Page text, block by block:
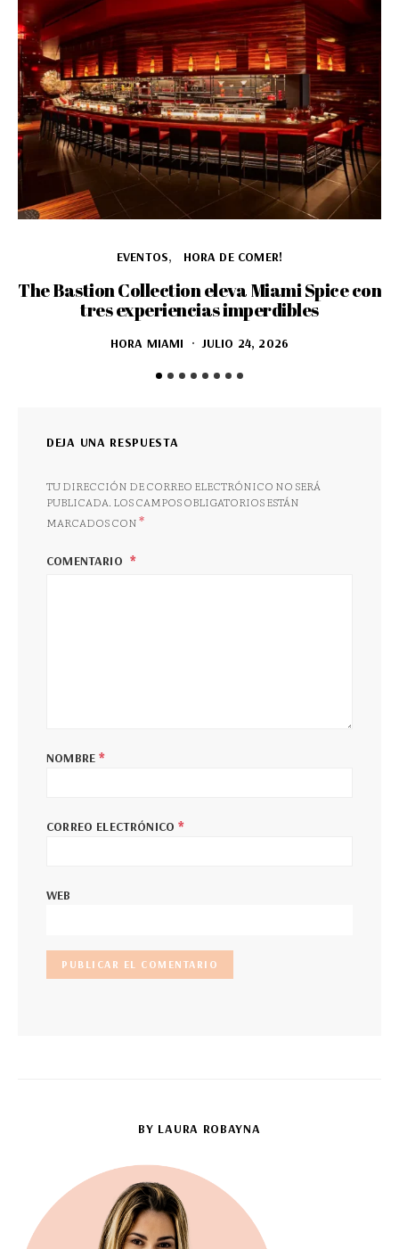
EVENTOS HORA DE COMER!
The Bastion Collection eleva Miami Spice con
tres experiencias imperdibles
HORA MIAMI JULIO 24, 2026
DEJA UNA RESPUESTA
TU DIRECCIÓN DE CORREO ELECTRÓNICO NO SERÁ
PUBLICADA. LOS CAMPOS OBLIGATORIOS ESTÁN
MARCADOS CON*
COMENTARIO
NOMBRE*
CORREO ELECTRÓNICO*
WEB
BY LAURA ROBAYNA